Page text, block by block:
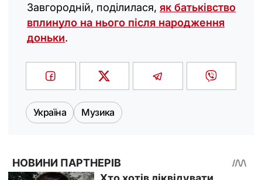
Завгородній, поділилася, як батьківство
вплинуло на нього після народження
доньки.
Україна Музика